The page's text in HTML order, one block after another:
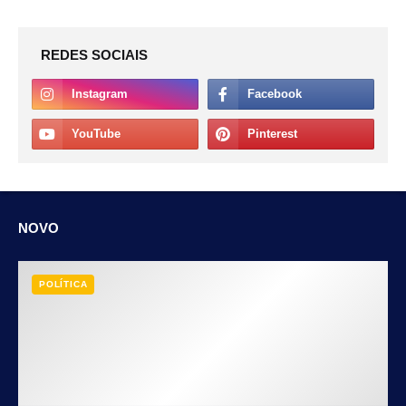
REDES SOCIAIS
NOVO
POLÍTICA